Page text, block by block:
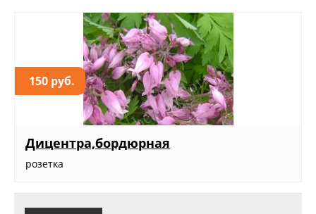
150 руб.
Дицентра,бордюрная
розетка